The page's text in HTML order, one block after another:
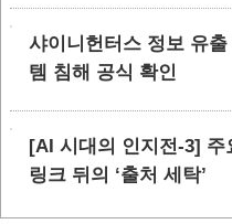
샤이니헌터스 정보 유
템 침해 공식 확인
[AI 시대의 인지전-3] 주
링크 뒤의 ‘출처 세탁’